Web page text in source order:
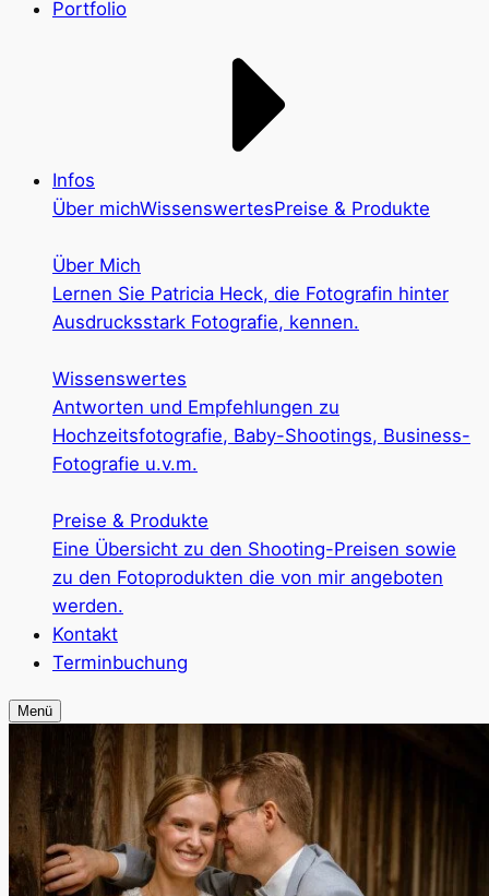
Portfolio
Infos
Über michWissenswertesPreise & Produkte
Über Mich
Lernen Sie Patricia Heck, die Fotografin hinter
Ausdrucksstark Fotografie, kennen.
Wissenswertes
Antworten und Empfehlungen zu
Hochzeitsfotografie, Baby-Shootings, Business-
Fotografie u.v.m.
Preise & Produkte
Eine Übersicht zu den Shooting-Preisen sowie
zu den Fotoprodukten die von mir angeboten
werden.
Kontakt
Terminbuchung
Menü